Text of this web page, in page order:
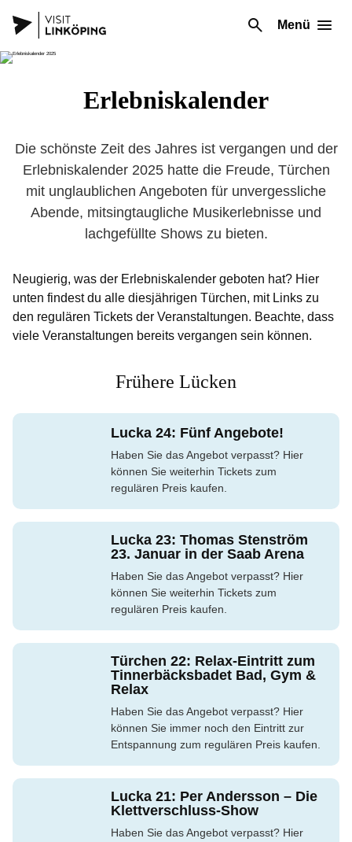
Menü
Erlebniskalender
Die schönste Zeit des Jahres ist vergangen und der
Erlebniskalender 2025 hatte die Freude, Türchen
mit unglaublichen Angeboten für unvergessliche
Abende, mitsingtaugliche Musikerlebnisse und
lachgefüllte Shows zu bieten.
Neugierig, was der Erlebniskalender geboten hat? Hier
unten findest du alle diesjährigen Türchen, mit Links zu
den regulären Tickets der Veranstaltungen. Beachte, dass
viele Veranstaltungen bereits vergangen sein können.
Frühere Lücken
Lucka 24: Fünf Angebote!
Haben Sie das Angebot verpasst? Hier
können Sie weiterhin Tickets zum
regulären Preis kaufen.
Lucka 23: Thomas Stenström
23. Januar in der Saab Arena
Haben Sie das Angebot verpasst? Hier
können Sie weiterhin Tickets zum
regulären Preis kaufen.
Türchen 22: Relax-Eintritt zum
Tinnerbäcksbadet Bad, Gym &
Relax
Haben Sie das Angebot verpasst? Hier
können Sie immer noch den Eintritt zur
Entspannung zum regulären Preis kaufen.
Lucka 21: Per Andersson – Die
Klettverschluss-Show
Haben Sie das Angebot verpasst? Hier